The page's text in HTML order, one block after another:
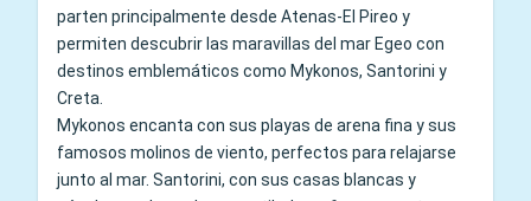
parten principalmente desde Atenas-El Pireo y
permiten descubrir las maravillas del mar Egeo con
destinos emblemáticos como Mykonos, Santorini y
Creta.
Mykonos encanta con sus playas de arena fina y sus
famosos molinos de viento, perfectos para relajarse
junto al mar. Santorini, con sus casas blancas y